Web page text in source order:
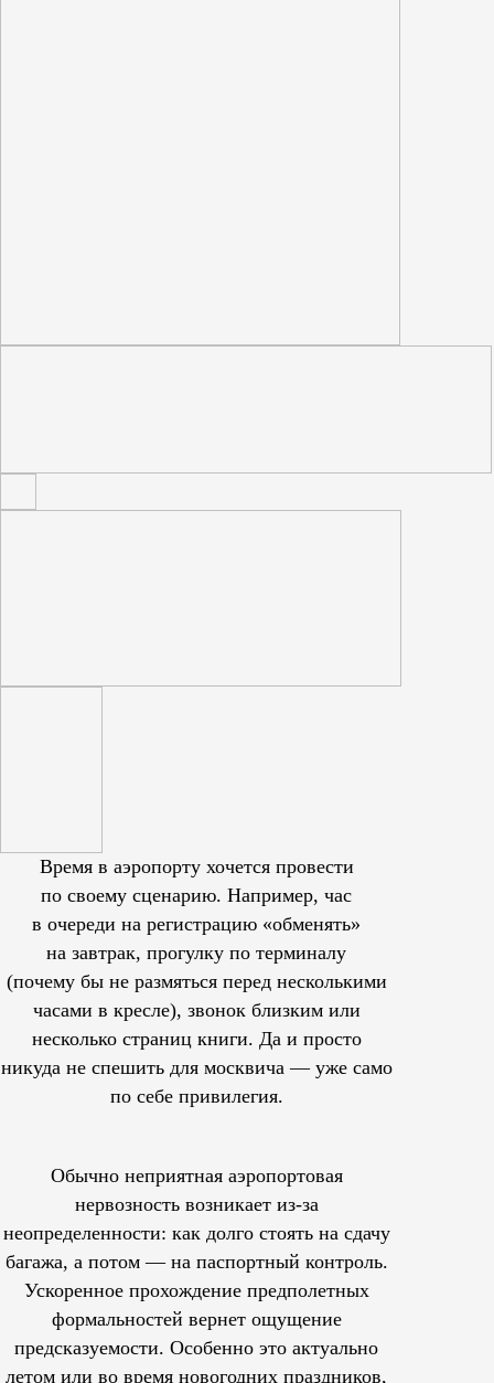
Время в аэропорту хочется провести
по своему сценарию. Например, час
в очереди на регистрацию «обменять»
на завтрак, прогулку по терминалу
(почему бы не размяться перед несколькими
часами в кресле), звонок близким или
несколько страниц книги. Да и просто
никуда не спешить для москвича — уже само
по себе привилегия.
Обычно неприятная аэропортовая
нервозность возникает из-за
неопределенности: как долго стоять на сдачу
багажа, а потом — на паспортный контроль.
Ускоренное прохождение предполетных
формальностей вернет ощущение
предсказуемости. Особенно это актуально
летом или во время новогодних праздников,